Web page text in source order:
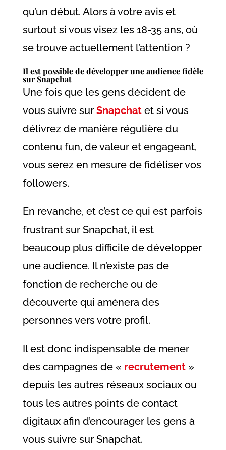
qu’un début. Alors à votre avis et
surtout si vous visez les 18-35 ans, où
se trouve actuellement l’attention ?
Il est possible de développer une audience fidèle
sur Snapchat
Une fois que les gens décident de
vous suivre sur Snapchatet si vous
délivrez de manière régulière du
contenu fun, de valeur et engageant,
vous serez en mesure de fidéliser vos
followers.
En revanche, et c’est ce qui est parfois
frustrant sur Snapchat, il est
beaucoup plus difficile de développer
une audience. Il n’existe pas de
fonction de recherche ou de
découverte qui amènera des
personnes vers votre profil.
Il est donc indispensable de mener
des campagnes de « recrutement»
depuis les autres réseaux sociaux ou
tous les autres points de contact
digitaux afin d’encourager les gens à
vous suivre sur Snapchat.